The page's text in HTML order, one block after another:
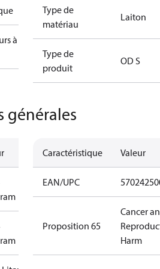
à
Type de
matériau
Laiton
Type de
produit
OD S
générales
Caractéristique Valeur
EAN/UPC
Proposition 65
Cancer
Harm